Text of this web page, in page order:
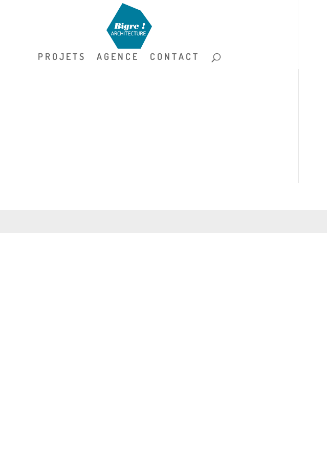
P R O J E T S A G E N C E C O N T A C T